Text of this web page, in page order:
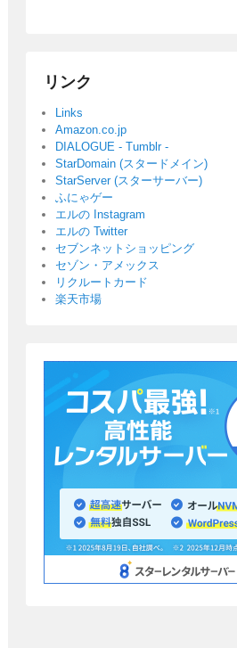
リンク
Links
Amazon.co.jp
DIALOGUE - Tumblr -
StarDomain (スタードメイン)
StarServer (スターサーバー)
ふにゃゲー
エルの Instagram
エルの Twitter
セブンネットショッピング
セゾン・アメックス
リクルートカード
楽天市場